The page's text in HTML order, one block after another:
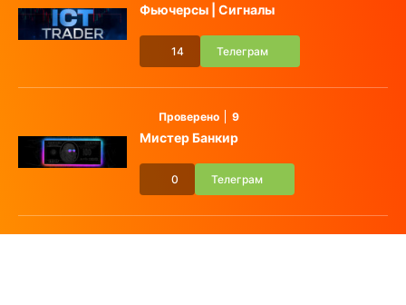
Фьючерсы | Сигналы
14 Телеграм
Проверено 9
Мистер Банкир
0 Телеграм